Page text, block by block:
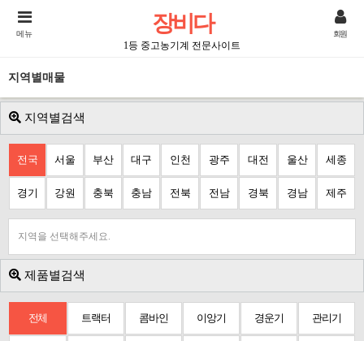
장비다
1등 중고농기계 전문사이트
메뉴 회원
지역별매물
지역별검색
전국 서울 부산 대구 인천 광주 대전 울산 세종
경기 강원 충북 충남 전북 전남 경북 경남 제주
지역을 선택해주세요.
제품별검색
전체 트랙터 콤바인 이앙기 경운기 관리기